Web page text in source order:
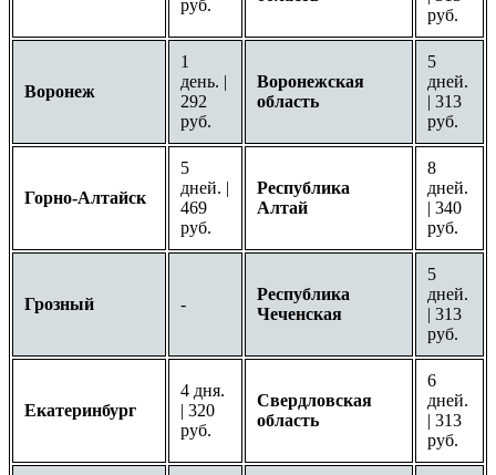
руб.
руб.
Воронеж
1
день. |
292
руб.
Воронежская
область
5
дней.
| 313
руб.
Горно-Алтайск
5
дней. |
469
руб.
Республика
Алтай
8
дней.
| 340
руб.
Грозный -
Республика
Чеченская
5
дней.
| 313
руб.
Екатеринбург
4 дня.
| 320
руб.
Свердловская
область
6
дней.
| 313
руб.